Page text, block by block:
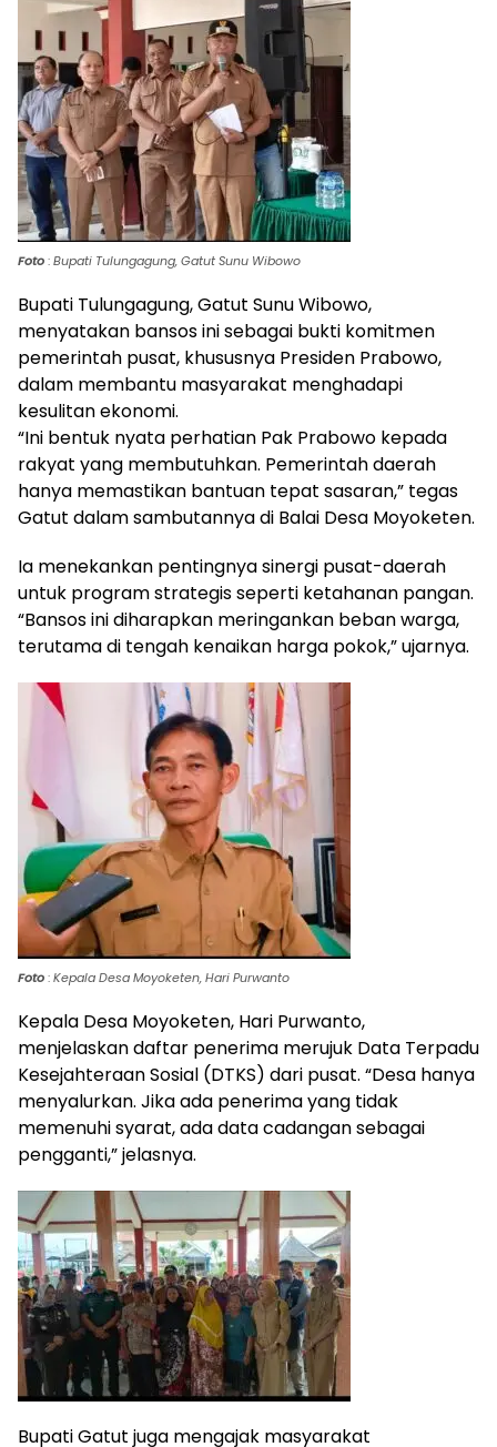
Foto:Bupati Tulungagung, Gatut Sunu Wibowo
Bupati Tulungagung, Gatut Sunu Wibowo,
menyatakan bansos ini sebagai bukti komitmen
pemerintah pusat, khususnya Presiden Prabowo,
dalam membantu masyarakat menghadapi
kesulitan ekonomi.
“Ini bentuk nyata perhatian Pak Prabowo kepada
rakyat yang membutuhkan. Pemerintah daerah
hanya memastikan bantuan tepat sasaran,” tegas
Gatut dalam sambutannya di Balai Desa Moyoketen.
Ia menekankan pentingnya sinergi pusat-daerah
untuk program strategis seperti ketahanan pangan.
“Bansos ini diharapkan meringankan beban warga,
terutama di tengah kenaikan harga pokok,” ujarnya.
Foto:Kepala Desa Moyoketen, Hari Purwanto
Kepala Desa Moyoketen, Hari Purwanto,
menjelaskan daftar penerima merujuk Data Terpadu
Kesejahteraan Sosial (DTKS) dari pusat. “Desa hanya
menyalurkan. Jika ada penerima yang tidak
memenuhi syarat, ada data cadangan sebagai
pengganti,” jelasnya.
Bupati Gatut juga mengajak masyarakat